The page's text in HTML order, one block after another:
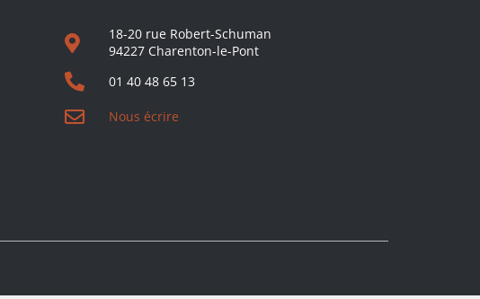
18-20 rue Robert-Schuman
94227 Charenton-le-Pont
01 40 48 65 13
Nous écrire